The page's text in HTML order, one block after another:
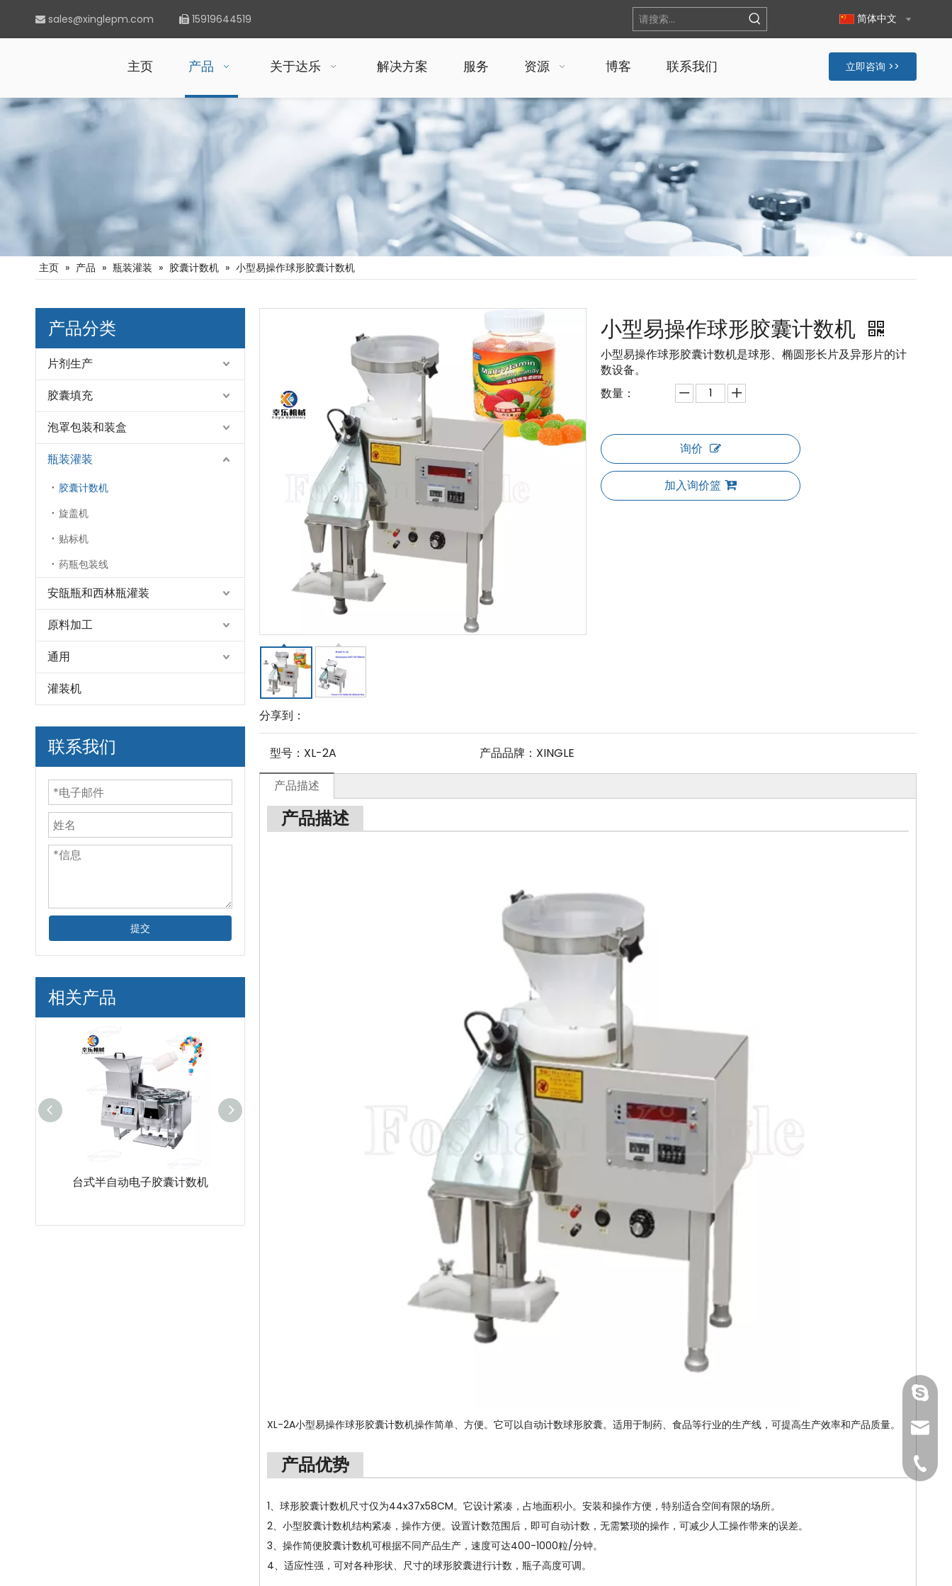
 sales@xinglepm.com  15919644519 简体中文
主页 产品 关于达乐 解决方案 服务 资源 博客 联系我们 立即咨询 >>
主页 » 产品 » 瓶装灌装 » 胶囊计数机 » 小型易操作球形胶囊计数机
产品分类
片剂生产
胶囊填充
泡罩包装和装盒
瓶装灌装
胶囊计数机
旋盖机
贴标机
药瓶包装线
安瓿瓶和西林瓶灌装
原料加工
通用
灌装机
联系我们
提交
相关产品
自动电子胶囊计数机
PLC控制小型半自动胶囊计
小熊软糖数药机
软胶囊透明不透明胶囊计数
分享到：
小型易操作球形胶囊计数机
小型易操作球形胶囊计数机是球形、椭圆形长片及异形片的计
数设备。
数量：
询价
加入询价篮
型号： XL-2A 产品品牌： XINGLE
产品描述
产品描述
XL-2A小型易操作球形胶囊计数机操作简单、方便。它可以自动计数球形胶囊。适用于制药、食品等行业的生产线，可提高生产效率和产品质量。
产品优势
1、球形胶囊计数机尺寸仅为44x37x58CM。它设计紧凑，占地面积小。安装和操作方便，特别适合空间有限的场所。
2、小型胶囊计数机结构紧凑，操作方便。设置计数范围后，即可自动计数，无需繁琐的操作，可减少人工操作带来的误差。
3、操作简便胶囊计数机可根据不同产品生产，速度可达400-1000粒/分钟。
4、适应性强，可对各种形状、尺寸的球形胶囊进行计数，瓶子高度可调。